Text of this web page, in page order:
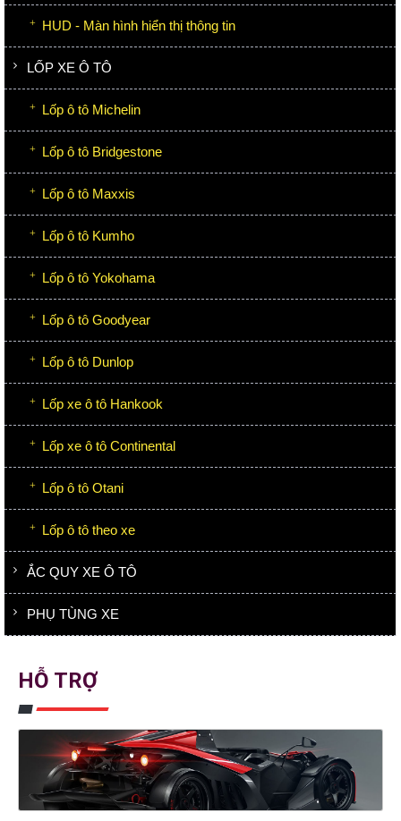
HUD - Màn hình hiển thị thông tin
LỐP XE Ô TÔ
Lốp ô tô Michelin
Lốp ô tô Bridgestone
Lốp ô tô Maxxis
Lốp ô tô Kumho
Lốp ô tô Yokohama
Lốp ô tô Goodyear
Lốp ô tô Dunlop
Lốp xe ô tô Hankook
Lốp xe ô tô Continental
Lốp ô tô Otani
Lốp ô tô theo xe
ẮC QUY XE Ô TÔ
PHỤ TÙNG XE
HỖ TRỢ